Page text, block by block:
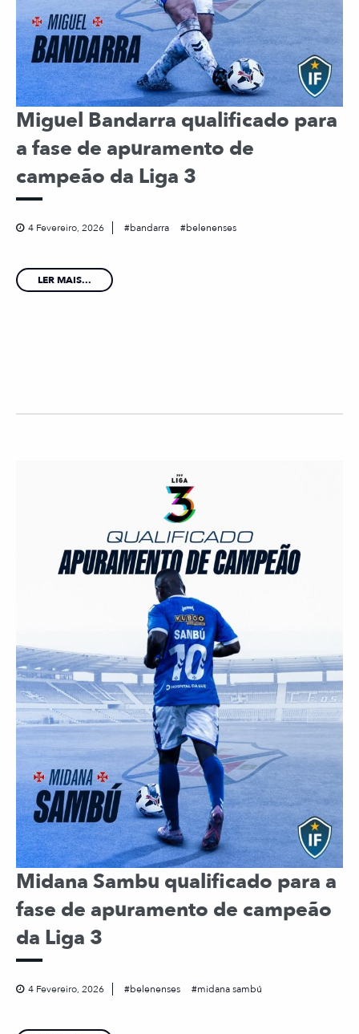
Miguel Bandarra qualificado para
a fase de apuramento de
campeão da Liga 3
4 Fevereiro, 2026 bandarra belenenses
LER MAIS...
Midana Sambu qualificado para a
fase de apuramento de campeão
da Liga 3
4 Fevereiro, 2026 belenenses midana sambú